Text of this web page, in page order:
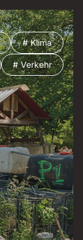
# Klima
# Verkehr